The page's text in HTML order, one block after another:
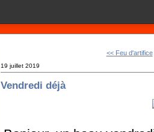
<< Feu d'artifice
19 juillet 2019
Vendredi déjà